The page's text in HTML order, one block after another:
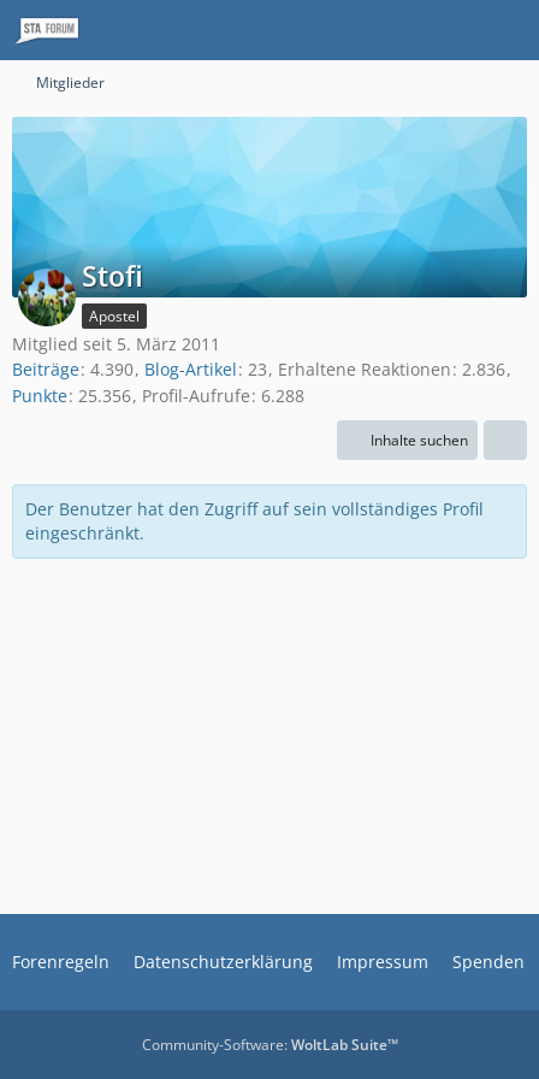
Mitglieder
Stofi
Apostel
Mitglied seit 5. März 2011
Beiträge 4.390 Blog-Artikel 23 Erhaltene Reaktionen 2.836
Punkte 25.356 Profil-Aufrufe 6.288
Inhalte suchen
Der Benutzer hat den Zugriff auf sein vollständiges Profil
eingeschränkt.
Forenregeln Datenschutzerklärung Impressum Spenden
Community-Software:WoltLab Suite™